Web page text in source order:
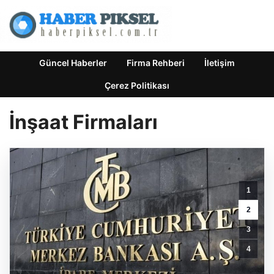
Güncel Haberler Firma Rehberi İletişim
Çerez Politikası
İnşaat Firmaları
1
2
3
4
Trend